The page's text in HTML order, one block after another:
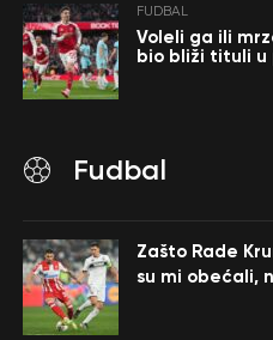
FUDBAL
Voleli ga ili
bio bliži tituli u
Fudbal
Zašto Rade
su mi obećali,